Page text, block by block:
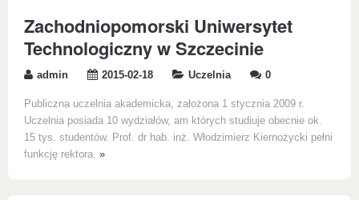
Zachodniopomorski Uniwersytet
Technologiczny w Szczecinie
admin 2015-02-18 Uczelnia 0
Publiczna uczelnia akademicka, założona 1 stycznia 2009 r.
Uczelnia posiada 10 wydziałów, am których studiuje obecnie ok.
15 tys. studentów. Prof. dr hab. inż. Włodzimierz Kiernożycki pełni
funkcję rektora. »